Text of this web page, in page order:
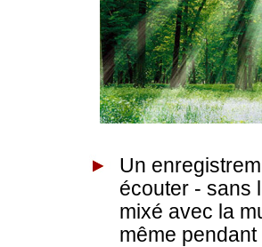
Un
écouter - sans
mixé avec la
même